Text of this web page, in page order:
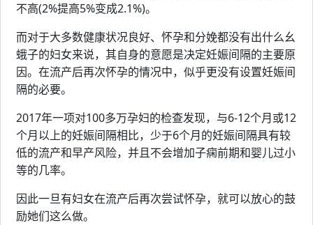
不高(2%提高5%变成2.1%)。
而对于大多数健康状况良好、怀孕和分娩都没有出什么幺
蛾子的妇女来说，其自身的意愿是决定妊娠间隔的主要原
因。在流产后再次怀孕的情况中，似乎更没有设置妊娠间
隔的必要。
2017年一项对100多万孕妇的检查发现，与6-12个月或12
个月以上的妊娠间隔相比，少于6个月的妊娠间隔具有较
低的流产和早产风险，并且不会增加子痫前期和婴儿过小
等的几率。
因此一旦有妇女在流产后再次尝试怀孕，就可以放心的鼓
励她们这么做。